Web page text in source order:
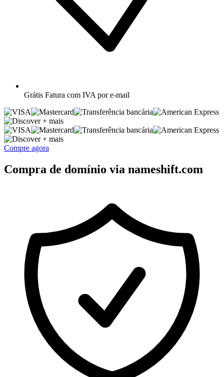
Grátis Fatura com IVA por e-mail
+ mais
+ mais
Compre agora
Compra de domínio via nameshift.com